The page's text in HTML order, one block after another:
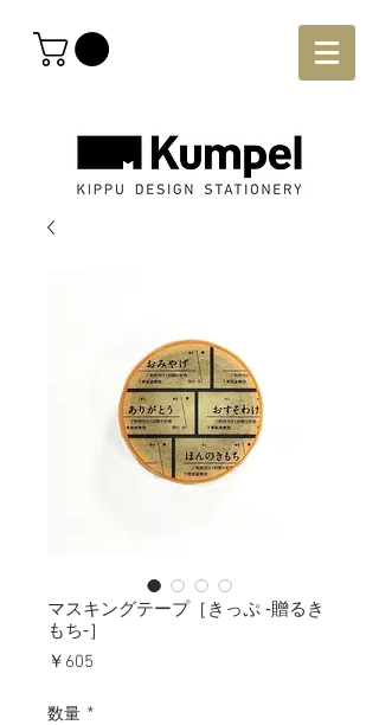
マスキングテープ［きっぷ ‐贈るき
もち‐］
￥605
数量 *